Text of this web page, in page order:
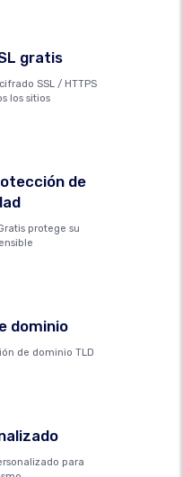
gratis
SSL / HTTPS
los sitios
de
protege su
dominio
de dominio TLD
para